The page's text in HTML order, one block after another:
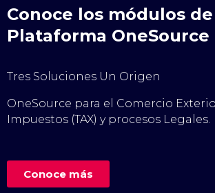
Conoce los módulos
Plataforma OneSource
Tres Soluciones Un Origen
OneSource para el Comercio
Impuestos (TAX) y procesos Legales.
Conoce más